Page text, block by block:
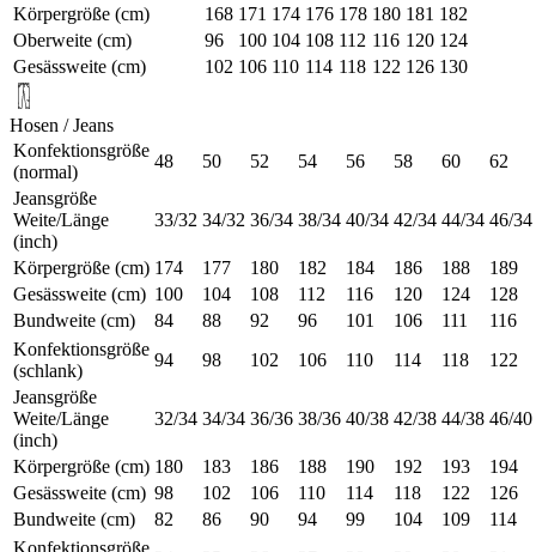
Körpergröße (cm)
168 171 174 176 178 180 181 182
Oberweite (cm)
96 100 104 108 112 116 120 124
Gesässweite (cm)
102 106 110 114 118 122 126 130
Hosen / Jeans
Konfektionsgröße
(normal)
48 50 52 54 56 58 60
62
Jeansgröße
Weite/Länge
(inch)
33/32 34/32 36/34 38/34 40/34 42/34 44/34 46/34
Körpergröße (cm) 174 177 180 182 184 186 188
189
Gesässweite (cm) 100 104 108 112 116 120 124
128
Bundweite (cm)
84 88 92 96 101 106 111
116
Konfektionsgröße
(schlank)
94 98 102 106 110 114 118
122
Jeansgröße
Weite/Länge
(inch)
32/34 34/34 36/36 38/36 40/38 42/38 44/38 46/40
Körpergröße (cm) 180 183 186 188 190 192 193
194
Gesässweite (cm) 98 102 106 110 114 118 122
126
Bundweite (cm)
82 86 90 94 99 104 109
114